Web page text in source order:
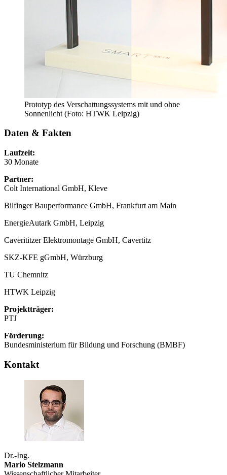
Prototyp des Verschattungssystems mit und ohne
Sonnenlicht (Foto: HTWK Leipzig)
Daten & Fakten
Laufzeit:
30 Monate
Partner:
Colt International GmbH, Kleve
Bilfinger Bauperformance GmbH, Frankfurt am Main
EnergieAutark GmbH, Leipzig
Caverititzer Elektromontage GmbH, Cavertitz
SKZ-KFE gGmbH, Würzburg
TU Chemnitz
HTWK Leipzig
Projektträger:
PTJ
Förderung:
Bundesministerium für Bildung und Forschung (BMBF)
Kontakt
Dr.-Ing.
Mario Stelzmann